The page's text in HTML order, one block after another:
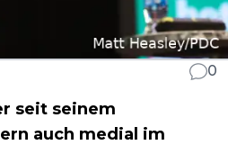
0
seit seinem
auch medial im